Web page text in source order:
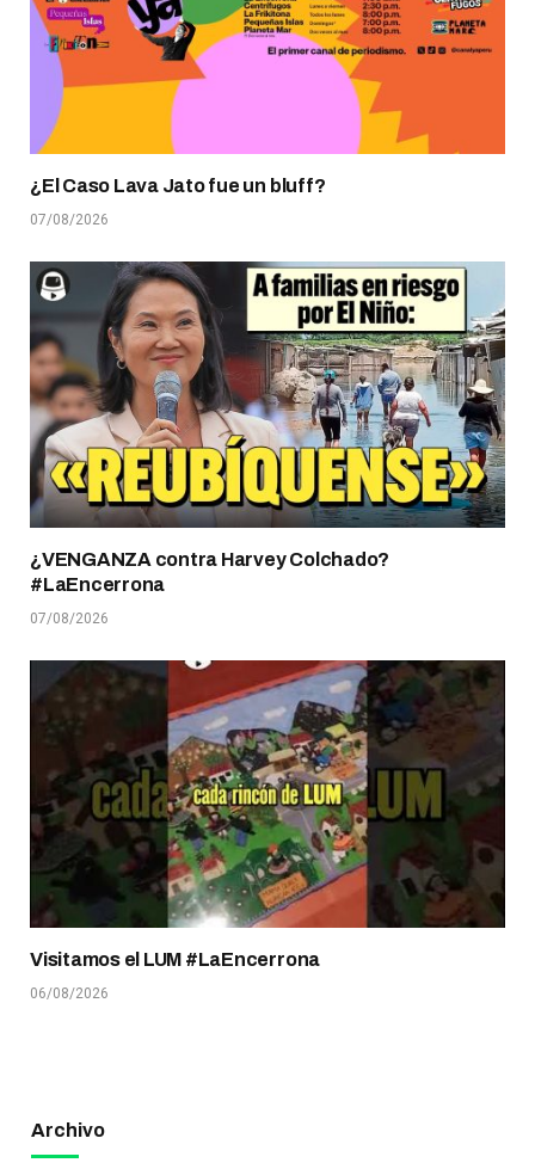
¿El Caso Lava Jato fue un bluff?
07/08/2026
¿VENGANZA contra Harvey Colchado?
#LaEncerrona
07/08/2026
Visitamos el LUM #LaEncerrona
06/08/2026
Archivo